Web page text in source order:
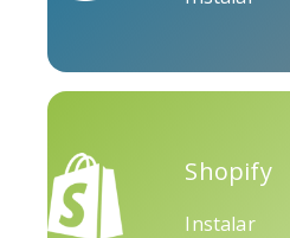
Shopify
Instalar